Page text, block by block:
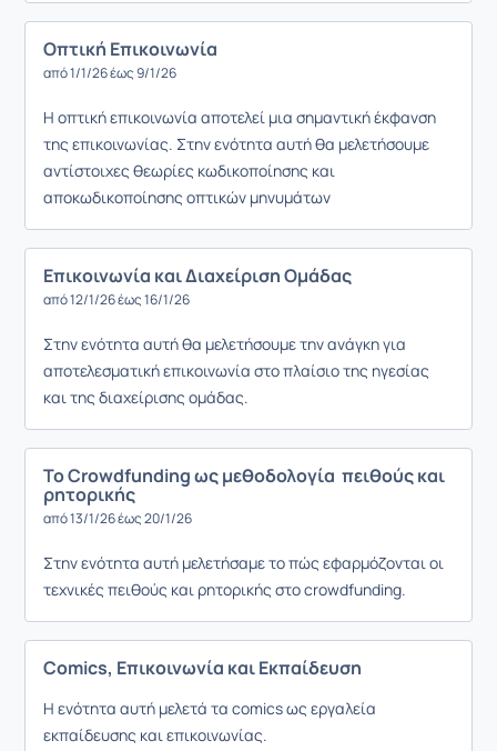
Οπτική Επικοινωνία
από 1/1/26 έως 9/1/26
Η οπτική επικοινωνία αποτελεί μια σημαντική έκφανση
της επικοινωνίας. Στην ενότητα αυτή θα μελετήσουμε
αντίστοιχες θεωρίες κωδικοποίησης και
αποκωδικοποίησης οπτικών μηνυμάτων
Επικοινωνία και Διαχείριση Ομάδας
από 12/1/26 έως 16/1/26
Στην ενότητα αυτή θα μελετήσουμε την ανάγκη για
αποτελεσματική επικοινωνία στο πλαίσιο της ηγεσίας
και της διαχείρισης ομάδας.
To Crowdfunding ως μεθοδολογία πειθούς και
ρητορικής
από 13/1/26 έως 20/1/26
Στην ενότητα αυτή μελετήσαμε το πώς εφαρμόζονται οι
τεχνικές πειθούς και ρητορικής στο crowdfunding.
Comics, Επικοινωνία και Εκπαίδευση
Η ενότητα αυτή μελετά τα comics ως εργαλεία
εκπαίδευσης και επικοινωνίας.